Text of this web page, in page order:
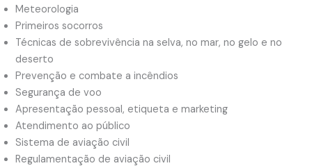
Meteorologia
Primeiros socorros
Técnicas de sobrevivência na selva, no mar, no gelo e no
deserto
Prevenção e combate a incêndios
Segurança de voo
Apresentação pessoal, etiqueta e marketing
Atendimento ao público
Sistema de aviação civil
Regulamentação de aviação civil